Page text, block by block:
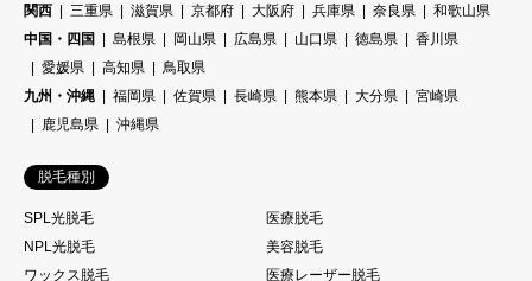
関西
三重県 滋賀県 京都府 大阪府 兵庫県 奈良県
和歌山県
中国・四国
島根県 岡山県 広島県 山口県 徳島県
香川県
愛媛県
高知県
鳥取県
九州・沖縄
福岡県 佐賀県 長崎県 熊本県 大分県
宮崎県
鹿児島県
沖縄県
脱毛種別
SPL光脱毛
医療脱毛
NPL光脱毛
美容脱毛
ワックス脱毛
医療レーザー脱毛